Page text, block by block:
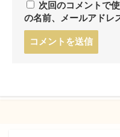
次回のコメントで
の名前、メールアドレ